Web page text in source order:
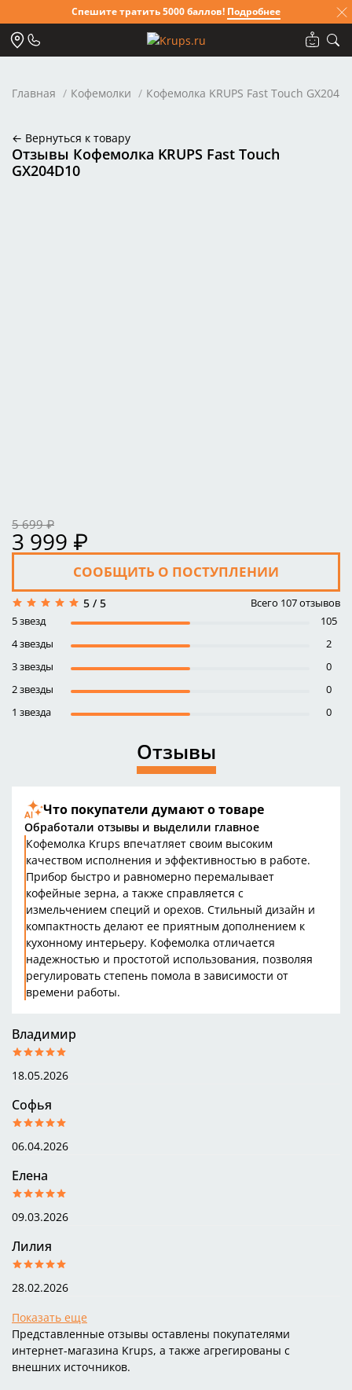
Спешите тратить 5000 баллов! Подробнее
Главная Кофемолки Кофемолка KRUPS Fast Touch
← Вернуться к товару
Отзывы Кофемолка KRUPS Fast Touch
GX204D10
5 / 5 Всего 107отзывов
5 звезд
105
4 звезды
2
3 звезды
0
2 звезды
0
1 звезда
0
5 699 ₽
3 999 ₽
СООБЩИТЬ О ПОСТУПЛЕНИИ
Отзывы
Что покупатели думают о товаре
Обработали отзывы и выделили главное
Кофемолка Krups впечатляет своим высоким
качеством исполнения и эффективностью в работе.
Прибор быстро и равномерно перемалывает
кофейные зерна, а также справляется с
измельчением специй и орехов. Стильный дизайн и
компактность делают ее приятным дополнением к
кухонному интерьеру. Кофемолка отличается
надежностью и простотой использования, позволяя
регулировать степень помола в зависимости от
времени работы.
Владимир
18.05.2026
Софья
06.04.2026
Елена
09.03.2026
Лилия
28.02.2026
Показать еще
Представленные отзывы оставлены покупателями
интернет-магазина Krups, а также агрегированы с
внешних источников.